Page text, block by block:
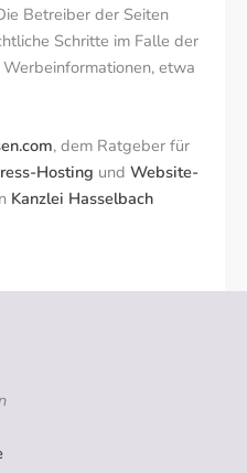
Betreiber der Seiten
Schritte im Falle der
etwa
, dem Ratgeber für
Hosting und Website-
Kanzlei Hasselbach